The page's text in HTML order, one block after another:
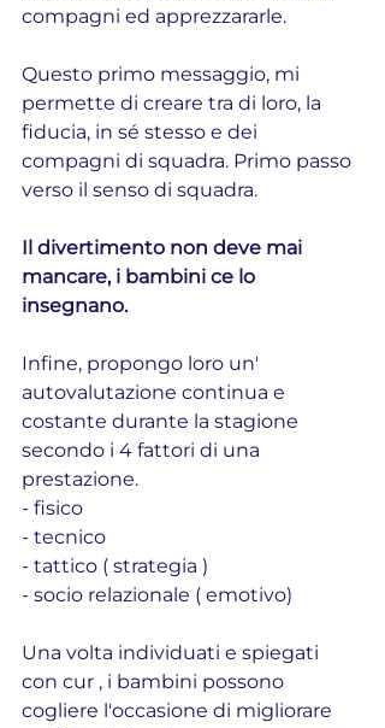
compagni ed apprezzararle.
Questo primo messaggio, mi
permette di creare tra di loro, la
fiducia, in sé stesso e dei
compagni di squadra. Primo passo
verso il senso di squadra.
Il divertimento non deve mai
mancare, i bambini ce lo
insegnano.
Infine, propongo loro un'
autovalutazione continua e
costante durante la stagione
secondo i 4 fattori di una
prestazione.
- fisico
- tecnico
- tattico ( strategia )
- socio relazionale ( emotivo)
Una volta individuati e spiegati
con cur , i bambini possono
cogliere l'occasione di migliorare